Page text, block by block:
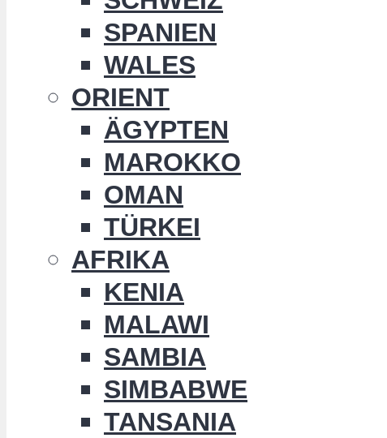
SPANIEN
WALES
ORIENT
ÄGYPTEN
MAROKKO
OMAN
TÜRKEI
AFRIKA
KENIA
MALAWI
SAMBIA
SIMBABWE
TANSANIA